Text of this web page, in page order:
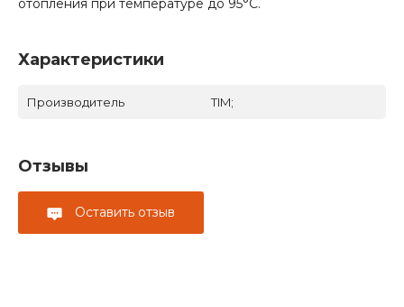
отопления при температуре до 95°С.
Характеристики
Производитель TIM;
Отзывы
Оставить отзыв